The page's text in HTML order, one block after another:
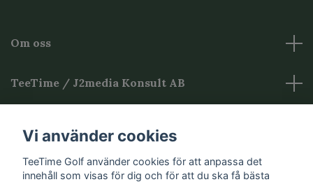
Om oss
TeeTime / J2media Konsult AB
Sociala medier
Vi använder cookies
TeeTime Golf använder cookies för att anpassa det
innehåll som visas för dig och för att du ska få bästa